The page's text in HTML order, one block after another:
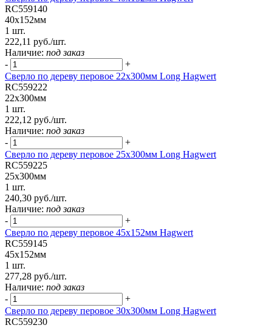
RC559140
40х152мм
1 шт.
222,11 руб./шт.
Наличие: под заказ
-
+
Сверло по дереву перовое 22х300мм Long Hagwert
RC559222
22х300мм
1 шт.
222,12 руб./шт.
Наличие: под заказ
-
+
Сверло по дереву перовое 25х300мм Long Hagwert
RC559225
25х300мм
1 шт.
240,30 руб./шт.
Наличие: под заказ
-
+
Сверло по дереву перовое 45х152мм Hagwert
RC559145
45х152мм
1 шт.
277,28 руб./шт.
Наличие: под заказ
-
+
Сверло по дереву перовое 30х300мм Long Hagwert
RC559230